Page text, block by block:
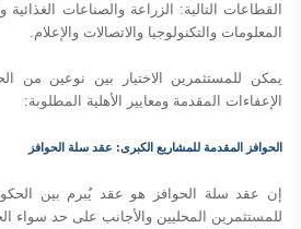
القطاعات التالية: الزراعة والصناعات الغذائية
المعلومات والتكنولوجيا والاتصالات والإعلام.
يمكن للمستثمرين الاختيار بين نوعين من
الإعفاءات المقدمة ومعايير الأهلية المطلوبة:
الحوافز المقدمة للمشاريع الكبرى: عقد سلة الحوافز
إن عقد سلة الحوافز هو عقد يُبرم بين
للمستثمرين المحليين والأجانب على حد سواء